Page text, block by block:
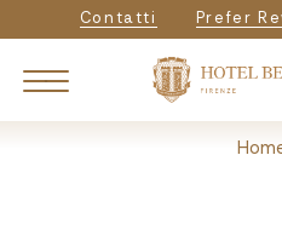
al
contenuto
Contatti Prefer
Breadcrumb